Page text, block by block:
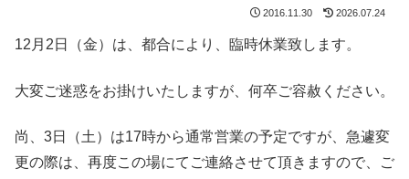
2016.11.30 2026.07.24
12月2日（金）は、都合により、臨時休業致します。
大変ご迷惑をお掛けいたしますが、何卒ご容赦ください。
尚、3日（土）は17時から通常営業の予定ですが、急遽変
更の際は、再度この場にてご連絡させて頂きますので、ご